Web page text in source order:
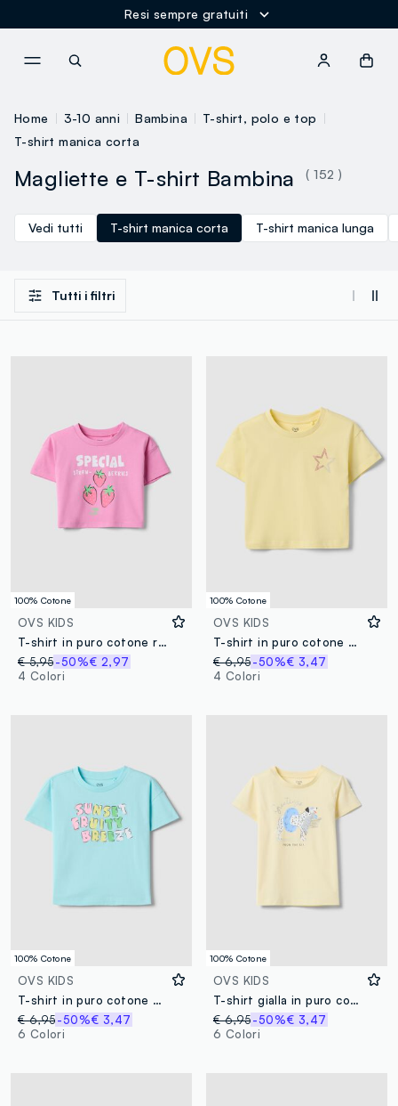
Resi sempre gratuiti
Home 3-10 anni Bambina
T-shirt, polo e top
T-shirt manica corta
Magliette e T-shirt Bambina ( 152 )
Vedi tutti T-shirt manica corta T-shirt manica lunga
Tutti i filtri
100% Cotone
OVS KIDS
T-shirt in puro cotone rosa per bambine con stampa fragole
€ 5,95-50%€ 2,97
4 Colori
100% Cotone
OVS KIDS
T-shirt in puro cotone giallo da bambina boxy fit con stella
€ 6,95-50%€ 3,47
4 Colori
100% Cotone
OVS KIDS
T-shirt in puro cotone azzurra da bambina regular fit con scritta
€ 6,95-50%€ 3,47
6 Colori
100% Cotone
OVS KIDS
T-shirt gialla in puro cotone organico da bambina con stampa e glitter
€ 6,95-50%€ 3,47
6 Colori